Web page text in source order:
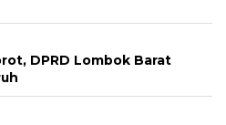
DPRD Lombok Barat